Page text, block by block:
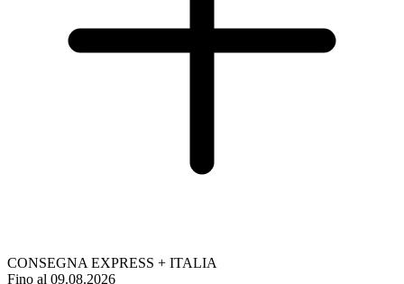
CONSEGNA EXPRESS + ITALIA
Fino al 09.08.2026